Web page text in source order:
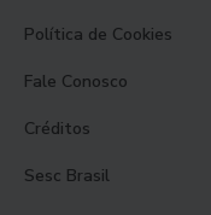
Política de Cookies
Fale Conosco
Créditos
Sesc Brasil